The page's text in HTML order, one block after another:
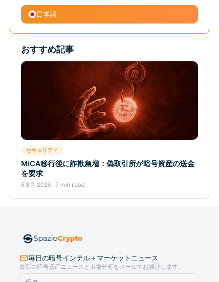
日本語
おすすめ記事
セキュリティ
MiCA移行後に詐欺急増：偽取引所が暗号資産の送金
を要求
6 8月 2026 · 7 min read
毎日の暗号インテル＋マーケットニュース
最新の暗号資産ニュースと市場分析をメールでお届けします。